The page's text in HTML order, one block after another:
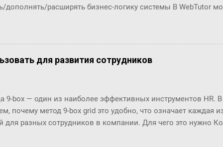
дополнять/расширять бизнес-логику системы В WebTutor
обновлять версии и получать техническую
и разрабатывать "с нуля": Шаблоны
отчёты ... Чтобы эти доработки были возможны, в
особенно удобны разработчикам по двум основным
(шаблоны, процедуры, ...) и их код нужно было в п...
для развития сотрудников
9-box — один из наиболее эффективных инструментов HR.
почему метод 9-box grid это удобно, что означает каждая
для разных сотрудников в компании. Для чего это нужно